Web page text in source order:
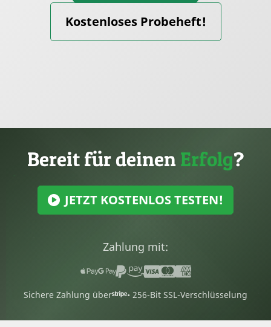
Kostenloses Probeheft!
Bereit für deinen Erfolg?
JETZT KOSTENLOS TESTEN!
Zahlung mit:
Sichere Zahlung über • 256-Bit SSL-Verschlüsselung